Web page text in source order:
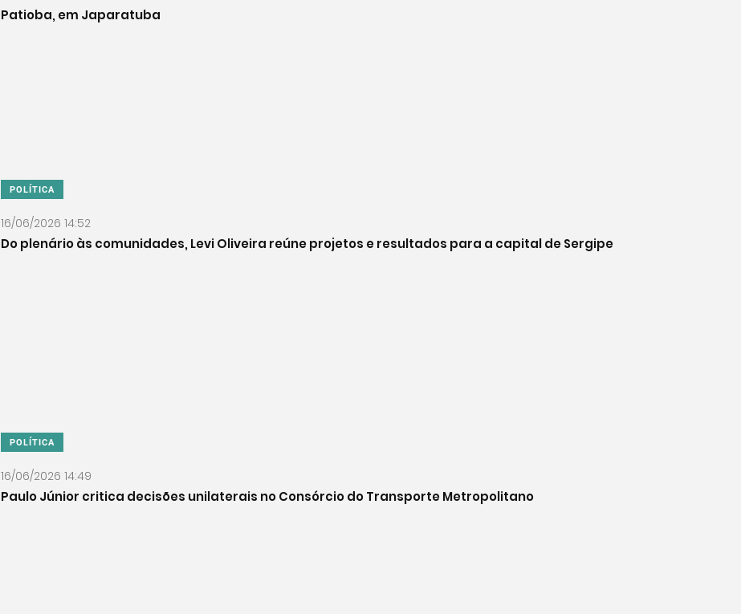
Patioba, em Japaratuba
POLÍTICA
16/06/2026 14:52
Do plenário às comunidades, Levi Oliveira reúne projetos e resultados para a capital de Sergipe
POLÍTICA
16/06/2026 14:49
Paulo Júnior critica decisões unilaterais no Consórcio do Transporte Metropolitano